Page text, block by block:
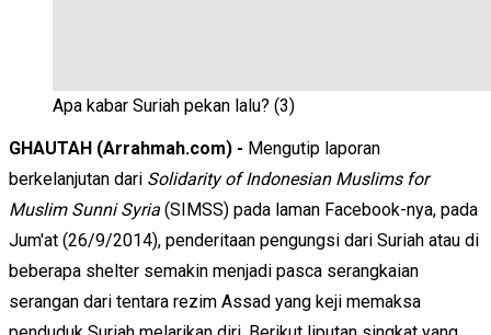
Apa kabar Suriah pekan lalu? (3)
GHAUTAH (Arrahmah.com) - Mengutip laporan
berkelanjutan dari Solidarity of Indonesian Muslims for
Muslim Sunni Syria (SIMSS) pada laman Facebook-nya, pada
Jum'at (26/9/2014), penderitaan pengungsi dari Suriah atau di
beberapa shelter semakin menjadi pasca serangkaian
serangan dari tentara rezim Assad yang keji memaksa